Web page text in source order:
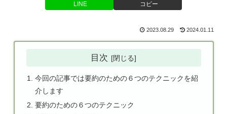
LINE コピー
2023.08.29 2024.01.11
目次
今回の記事では要約のための６つのテクニックを紹
介します
要約のための６つのテクニック